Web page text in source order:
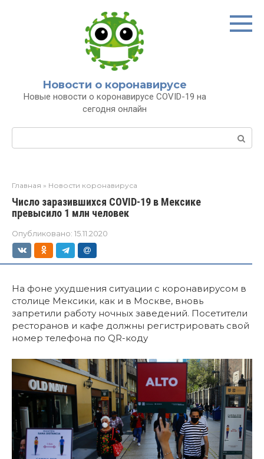
Новости о коронавирусе
Новые новости о коронавирусе COVID-19 на
сегодня онлайн
Главная » Новости коронавируса
Число заразившихся COVID-19 в Мексике
превысило 1 млн человек
Опубликовано: 15.11.2020
На фоне ухудшения ситуации с коронавирусом в
столице Мексики, как и в Москве, вновь
запретили работу ночных заведений. Посетители
ресторанов и кафе должны регистрировать свой
номер телефона по QR-коду